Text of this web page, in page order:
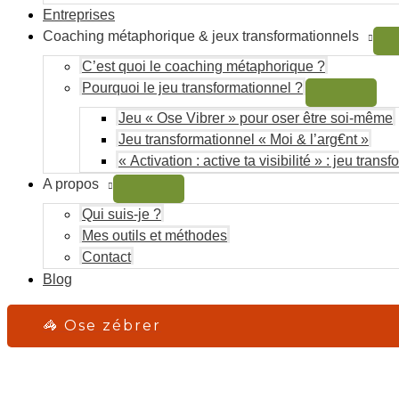
Entreprises
Coaching métaphorique & jeux transformationnels
C’est quoi le coaching métaphorique ?
Pourquoi le jeu transformationnel ?
Jeu « Ose Vibrer » pour oser être soi-même
Jeu transformationnel « Moi & l’arg€nt »
« Activation : active ta visibilité » : jeu
A propos
Qui suis-je ?
Mes outils et méthodes
Contact
Blog
🦓 Ose zébrer